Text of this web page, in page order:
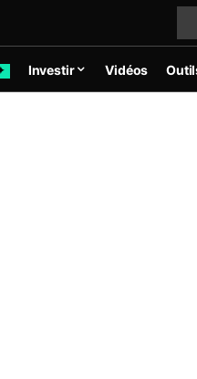
Investir Vidéos